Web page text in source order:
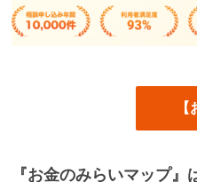
『お金のみらいマップ